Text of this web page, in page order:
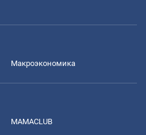
Mакроэкономика
MAMACLUB